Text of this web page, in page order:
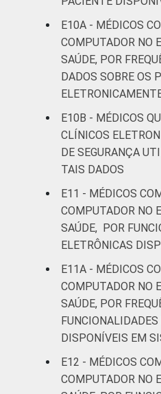
Saúde 2016.
E10A - MÉDICOS
COMPUTADOR NO
SAÚDE, POR
DADOS SOBRE OS
E10B - MÉDICOS
CLÍNICOS
DE SEGURANÇA
TAIS DADOS
E11 - MÉDICOS
COMPUTADOR NO
SAÚDE, POR
ELETRÔNICAS
E11A - MÉDICOS
COMPUTADOR NO
SAÚDE, POR
DISPONÍVEIS EM
E12 - MÉDICOS
COMPUTADOR NO